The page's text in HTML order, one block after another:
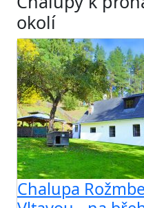
okolí
Chalupa